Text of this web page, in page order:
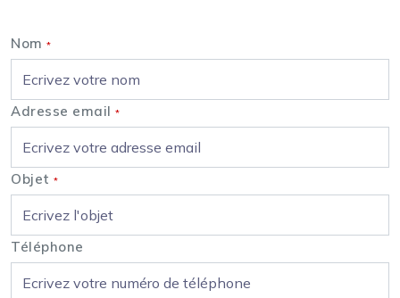
Nom *
Adresse email *
Objet *
Téléphone